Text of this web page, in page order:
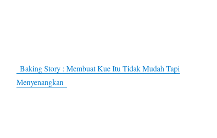
Baking Story : Membuat Kue Itu Tidak Mudah Tapi
Menyenangkan